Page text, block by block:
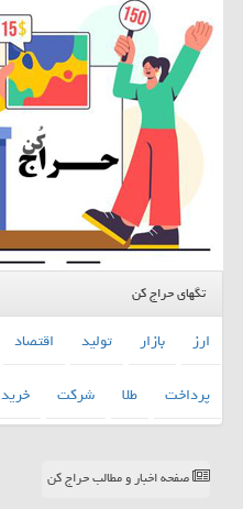
تگهای حراج کن
ارز بازار تولید اقتصاد
پرداخت
طلا شركت خرید
صفحه اخبار و مطالب حراج کن